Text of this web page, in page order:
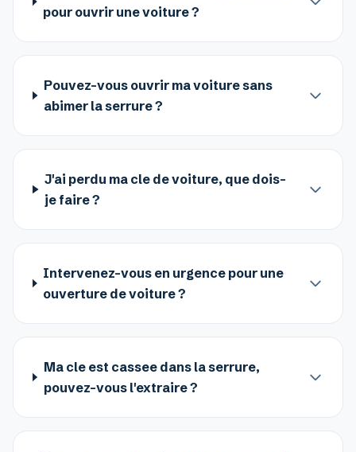
pour ouvrir une voiture ?
Pouvez-vous ouvrir ma voiture sans
abimer la serrure ?
J'ai perdu ma cle de voiture, que dois-
je faire ?
Intervenez-vous en urgence pour une
ouverture de voiture ?
Ma cle est cassee dans la serrure,
pouvez-vous l'extraire ?